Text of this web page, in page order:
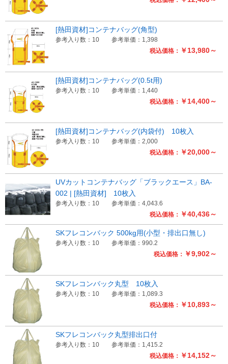
税込価格： ￥13,980～
[熱田資材]コンテナバッグ(角型)
参考入り数：10 参考単価：1,398
税込価格： ￥14,400～
[熱田資材]コンテナバッグ(0.5t用)
参考入り数：10 参考単価：1,440
税込価格： ￥20,000～
[熱田資材]コンテナバッグ(内袋付) 10枚入
参考入り数：10 参考単価：2,000
税込価格： ￥40,436～
UVカットコンテナバッグ「ブラックエース」BA-
002 | [熱田資材] 10枚入
参考入り数：10 参考単価：4,043.6
税込価格： ￥9,902～
SKフレコンバック 500kg用(小型・排出口無し)
参考入り数：10 参考単価：990.2
税込価格： ￥10,893～
SKフレコンバック丸型 10枚入
参考入り数：10 参考単価：1,089.3
税込価格： ￥14,152～
SKフレコンバック丸型排出口付
参考入り数：10 参考単価：1,415.2